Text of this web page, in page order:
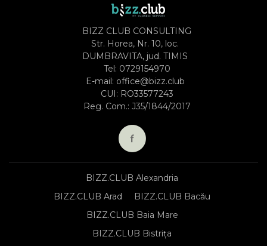
BIZZ CLUB CONSULTING
Str. Horea, Nr. 10, loc.
DUMBRAVITA, jud. TIMIS
Tel: 0729154970
E-mail: office@bizz.club
CUI: RO33577243
Reg. Com.: J35/1844/2017
BIZZ.CLUB Alexandria
BIZZ.CLUB Arad
BIZZ.CLUB Bacău
BIZZ.CLUB Baia Mare
BIZZ.CLUB Bistrița